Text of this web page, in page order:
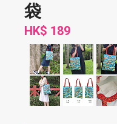
袋
HK$ 189